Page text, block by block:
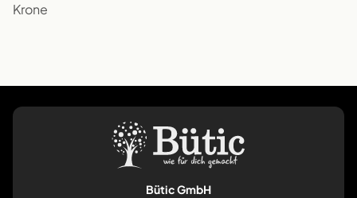
Krone
Bütic GmbH